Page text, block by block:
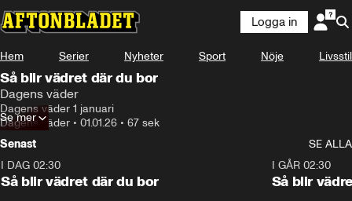
Logga in
Hem Serier Nyheter Sport Nöje Livsstil
Så blir vädret där du bor
Dagens väder
Dagens väder 1 januari
Dagens väder • 01.01.26 • 67 sek
Se mer
Senast
SE ALLA
I DAG 02:30
Så blir vädret där du bor
I GÅR 02:30
Så blir